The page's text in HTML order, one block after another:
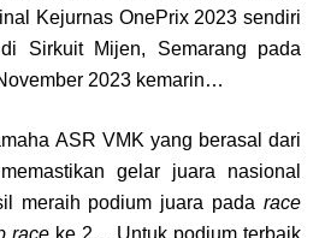
Kejurnas OnePrix 2023 sendiri
Sirkuit Mijen, Semarang pada
2023 kemarin…
ASR VMK yang berasal dari
gelar juara nasional
meraih podium juara pada race
race ke 2… Untuk podium terbaik